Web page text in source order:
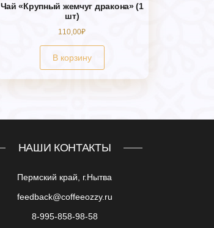
Чай «Крупный жемчуг дракона» (1
шт)
110,00₽
В корзину
НАШИ КОНТАКТЫ
Пермский край, г.Нытва
feedback@coffeeozzy.ru
8-995-858-98-58